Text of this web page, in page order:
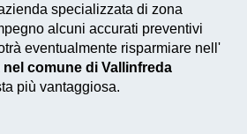
specializzata di zona
alcuni accurati preventivi
eventualmente risparmiare nell'
comune di Vallinfreda
più vantaggiosa.